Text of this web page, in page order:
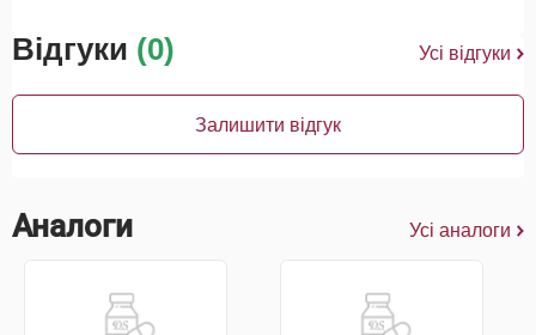
Відгуки (0) Усі відгуки
Залишити відгук
Аналоги Усі аналоги